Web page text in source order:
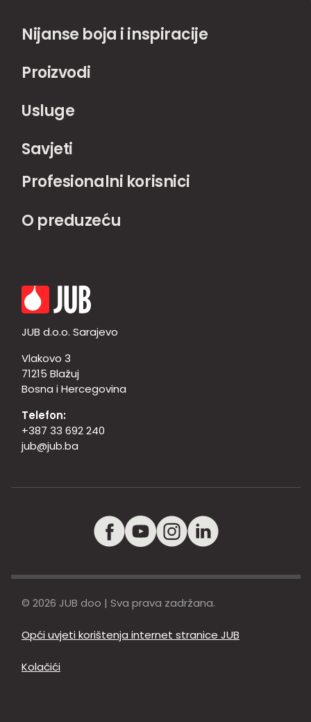
Nijanse boja i inspiracije
Proizvodi
Usluge
Savjeti
Profesionalni korisnici
O preduzeću
JUB d.o.o. Sarajevo
Vlakovo 3
71215 Blažuj
Bosna i Hercegovina
Telefon:
+387 33 692 240
jub@jub.ba
© 2026 JUB doo | Sva prava zadržana.
Opći uvjeti korištenja internet stranice JUB
Kolačići